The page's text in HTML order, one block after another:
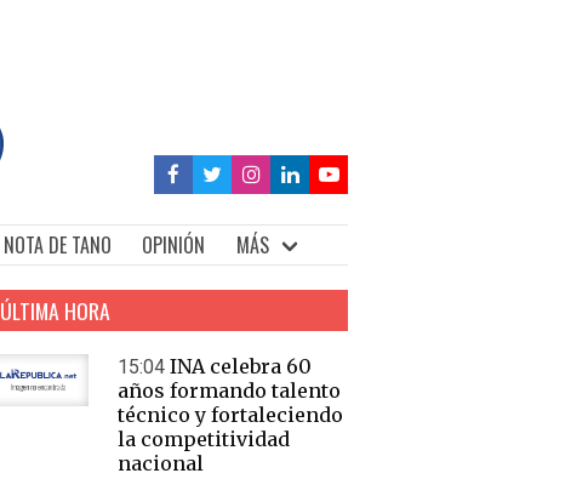
NOTA DE TANO OPINIÓN MÁS
ÚLTIMA HORA
15:04 INA celebra 60
años formando talento
técnico y fortaleciendo
la competitividad
nacional